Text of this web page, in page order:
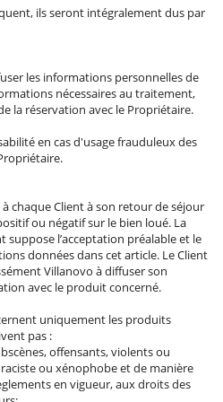
ils seront intégralement dus par
les informations personnelles de
nécessaires au traitement,
la réservation avec le Propriétaire.
en cas d'usage frauduleux des
chaque Client à son retour de séjour
ou négatif sur le bien loué. La
suppose l’acceptation préalable et le
données dans cet article. Le Client
Villanovo à diffuser son
avec le produit concerné.
uniquement les produits
pas :
offensants, violents ou
ou xénophobe et de manière
en vigueur, aux droits des